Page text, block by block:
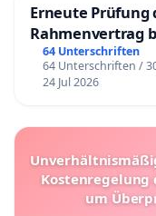
Erneute Prüfung
Rahmenvertrag
64 Unterschriften
64 Unterschriften /
24 Jul 2026
Kostenregelung
um